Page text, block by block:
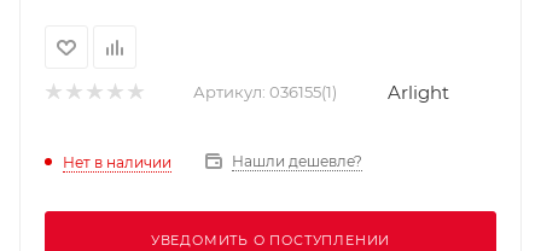
Артикул: 036155(1) Arlight
Нет в наличии Нашли дешевле?
УВЕДОМИТЬ О ПОСТУПЛЕНИИ